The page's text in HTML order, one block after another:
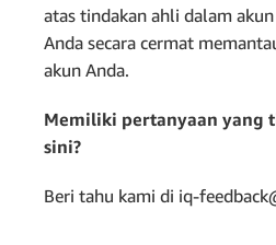
atas tindakan ahli dalam
Anda secara cermat
akun Anda.
Memiliki pertanyaan yang
sini?
Beri tahu kami di iq-